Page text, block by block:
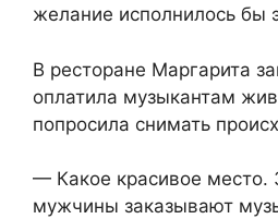
желание исполнилось бы
В ресторане Маргарита
оплатила музыкантам
попросила снимать
— Какое красивое место.
мужчины заказывают